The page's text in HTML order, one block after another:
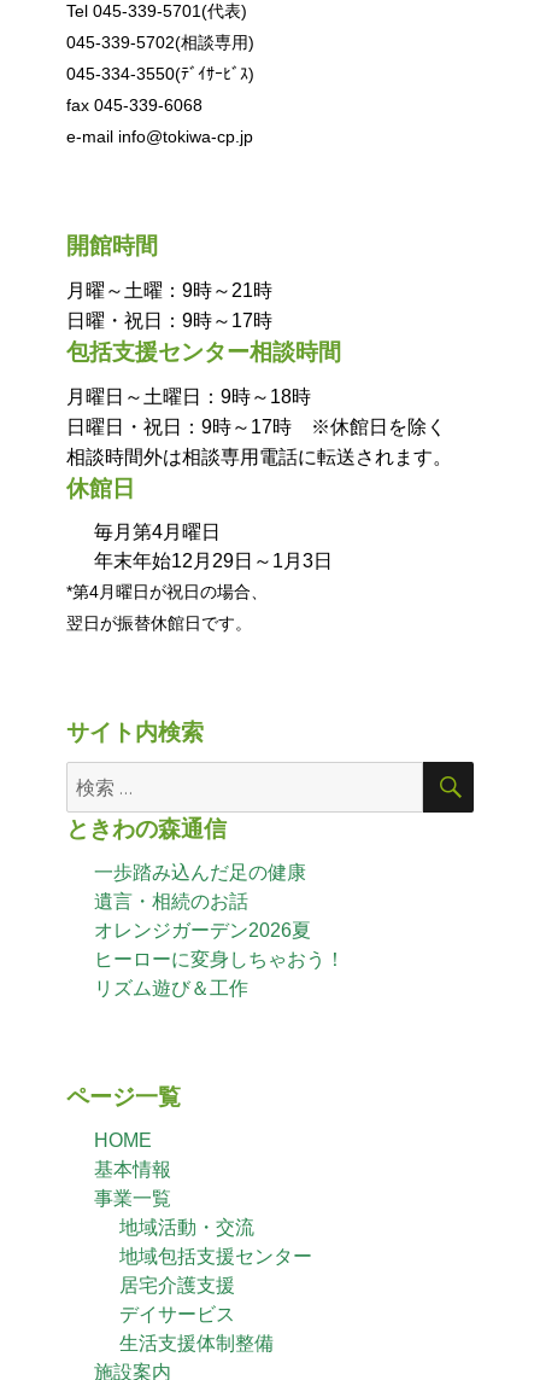
Tel 045-339-5701(代表)
045-339-5702(相談専用)
045-334-3550(ﾃﾞｲｻｰﾋﾞｽ)
fax 045-339-6068
e-mail info@tokiwa-cp.jp
開館時間
月曜～土曜：9時～21時
日曜・祝日：9時～17時
包括支援センター相談時間
月曜日～土曜日：9時～18時
日曜日・祝日：9時～17時 ※休館日を除く
相談時間外は相談専用電話に転送されます。
休館日
毎月第4月曜日
年末年始12月29日～1月3日
*第4月曜日が祝日の場合、
翌日が振替休館日です。
サイト内検索
ときわの森通信
一歩踏み込んだ足の健康
遺言・相続のお話
オレンジガーデン2026夏
ヒーローに変身しちゃおう！
リズム遊び＆工作
ページ一覧
HOME
基本情報
事業一覧
地域活動・交流
地域包括支援センター
居宅介護支援
デイサービス
生活支援体制整備
施設案内